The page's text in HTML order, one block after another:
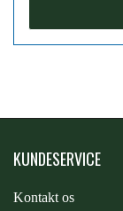
KUNDESERVICE
Kontakt os